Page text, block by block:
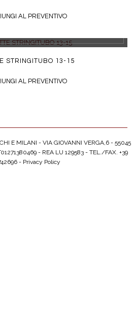
AL PREVENTIVO
STRINGITUBO 13-15
AL PREVENTIVO
E MILANI - VIA GIOVANNI VERGA,6 - 55045
- REA LU 129583 - TEL./FAX. +39
- Privacy Policy